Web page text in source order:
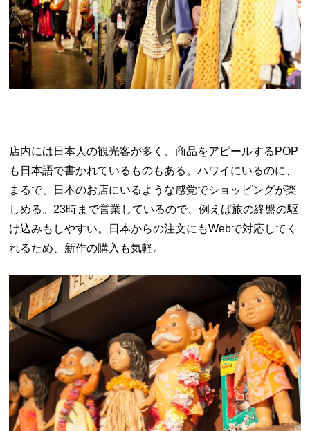
店内には日本人の観光客が多く、商品をアピールするPOP
も日本語で書かれているものもある。ハワイにいるのに、
まるで、日本のお店にいるような感覚でショッピングが楽
しめる。23時まで営業しているので、例えば旅の終盤の駆
け込みもしやすい。日本からの注文にもWebで対応してく
れるため、新作の購入も気軽。